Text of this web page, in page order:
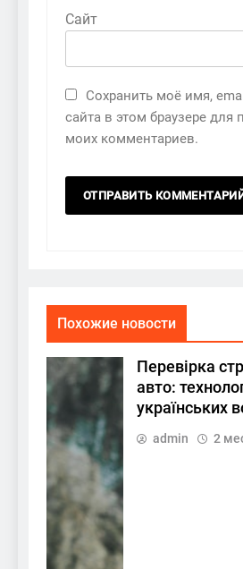
Сайт
Сохранить моё имя,
сайта в этом браузере
моих комментариев.
Похожие новости
Перевірка
авто:
українських
admin 2